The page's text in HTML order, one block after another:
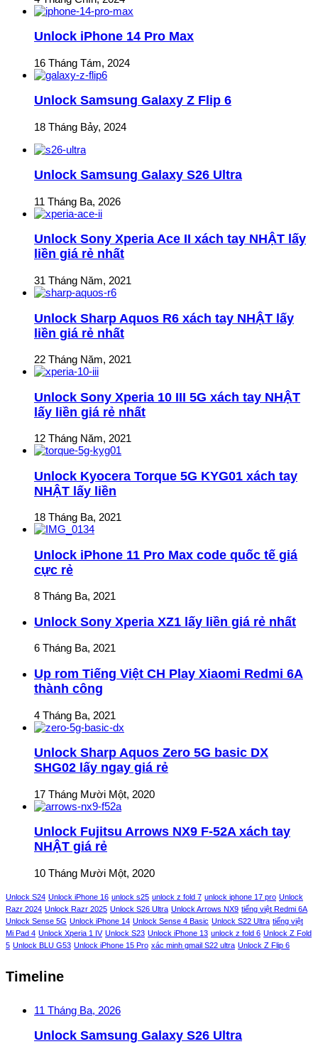
Unlock iPhone 14 Pro Max
16 Tháng Tám, 2024
Unlock Samsung Galaxy Z Flip 6
18 Tháng Bảy, 2024
Unlock Samsung Galaxy S26 Ultra
11 Tháng Ba, 2026
Unlock Sony Xperia Ace II xách tay NHẬT lấy
liền giá rẻ nhất
31 Tháng Năm, 2021
Unlock Sharp Aquos R6 xách tay NHẬT lấy
liền giá rẻ nhất
22 Tháng Năm, 2021
Unlock Sony Xperia 10 III 5G xách tay NHẬT
lấy liền giá rẻ nhất
12 Tháng Năm, 2021
Unlock Kyocera Torque 5G KYG01 xách tay
NHẬT lấy liền
18 Tháng Ba, 2021
Unlock iPhone 11 Pro Max code quốc tế giá
cực rẻ
8 Tháng Ba, 2021
Unlock Sony Xperia XZ1 lấy liền giá rẻ nhất
6 Tháng Ba, 2021
Up rom Tiếng Việt CH Play Xiaomi Redmi 6A
thành công
4 Tháng Ba, 2021
Unlock Sharp Aquos Zero 5G basic DX
SHG02 lấy ngay giá rẻ
17 Tháng Mười Một, 2020
Unlock Fujitsu Arrows NX9 F-52A xách tay
NHẬT giá rẻ
10 Tháng Mười Một, 2020
Unlock S24 Unlock iPhone 16 unlock s25 unlock z fold 7 unlock iphone 17 pro Unlock
Razr 2024 Unlock Razr 2025 Unlock S26 Ultra Unlock Arrows NX9 tiếng việt Redmi 6A
Unlock Sense 5G Unlock iPhone 14 Unlock Sense 4 Basic Unlock S22 Ultra tiếng việt
Mi Pad 4 Unlock Xperia 1 IV Unlock S23 Unlock iPhone 13 unlock z fold 6 Unlock Z Fold
5 Unlock BLU G53 Unlock iPhone 15 Pro xác minh gmail S22 ultra Unlock Z Flip 6
Timeline
11 Tháng Ba, 2026
Unlock Samsung Galaxy S26 Ultra